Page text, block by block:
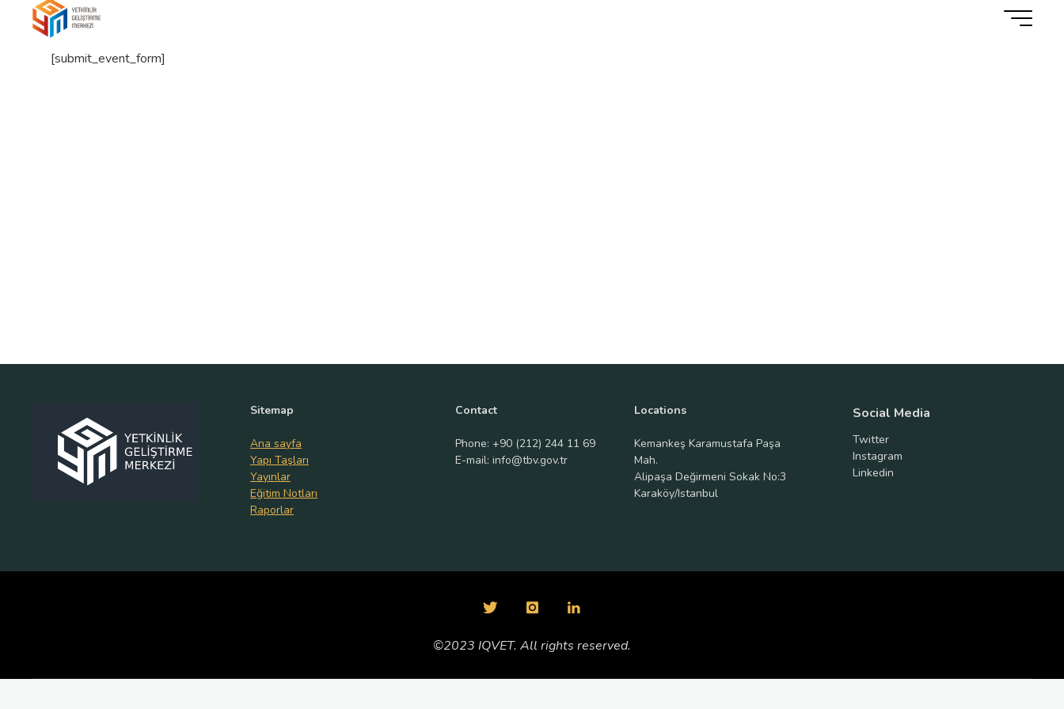
[submit_event_form]
Sitemap
Ana sayfa
Yapı Taşları
Yayınlar
Eğitim Notları
Raporlar
Contact
Phone: +90 (212) 244 11 69
E-mail: info@tbv.gov.tr
Locations
Kemankeş Karamustafa Paşa
Mah.
Alipaşa Değirmeni Sokak No:3
Karaköy/Istanbul
Social Media
Twitter
Instagram
Linkedin
©2023 IQVET. All rights reserved.